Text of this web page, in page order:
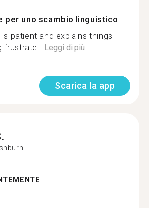
per uno scambio linguistico
patient and explains things
Leggi di più
Scarica la app